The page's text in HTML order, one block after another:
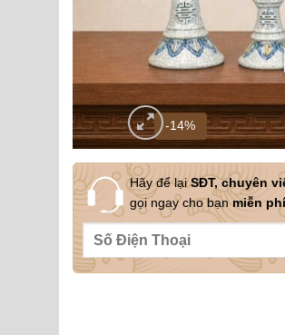
-14%
Hãy để lạiSĐT, chuyên
gọi ngay cho bạnmiễn